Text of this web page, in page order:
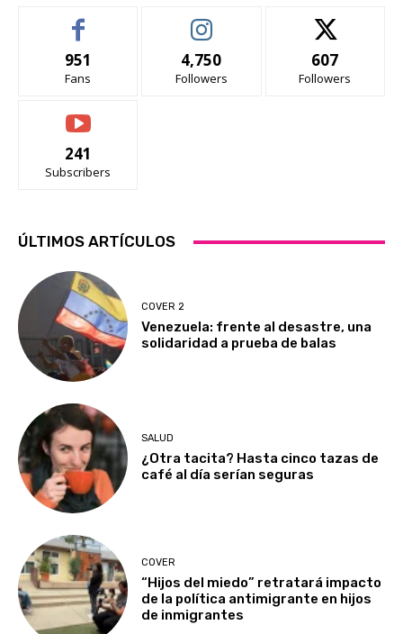
951
Fans
4,750
Followers
607
Followers
241
Subscribers
ÚLTIMOS ARTÍCULOS
COVER 2
Venezuela: frente al desastre, una
solidaridad a prueba de balas
SALUD
¿Otra tacita? Hasta cinco tazas de
café al día serían seguras
COVER
“Hijos del miedo” retratará impacto
de la política antimigrante en hijos
de inmigrantes